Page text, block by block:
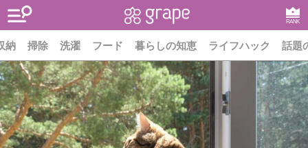
RANK
納 掃除 洗濯 フード 暮らしの知恵 ライフハック 話題